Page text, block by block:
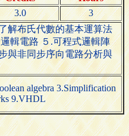
3.0 3
解布氏代數的基本運算法
輯電路 ５.可程式邏輯陣
與非同步序向電路分析與
algebra 3.Simplification
9.VHDL